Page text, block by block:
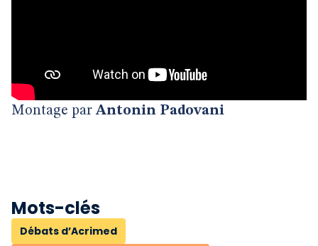
Montage parAntonin Padovani
Mots-clés
Débats d’Acrimed